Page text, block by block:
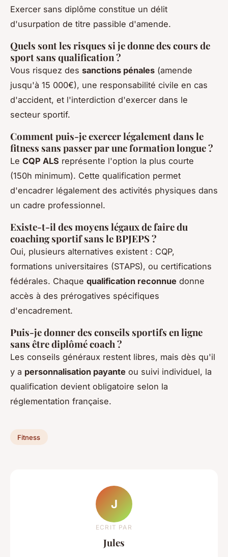
Exercer sans diplôme constitue un délit
d'usurpation de titre passible d'amende.
Quels sont les risques si je donne des cours de
sport sans qualification ?
Vous risquez des sanctions pénales (amende
jusqu'à 15 000€), une responsabilité civile en cas
d'accident, et l'interdiction d'exercer dans le
secteur sportif.
Comment puis-je exercer légalement dans le
fitness sans passer par une formation longue ?
Le CQP ALS représente l'option la plus courte
(150h minimum). Cette qualification permet
d'encadrer légalement des activités physiques dans
un cadre professionnel.
Existe-t-il des moyens légaux de faire du
coaching sportif sans le BPJEPS ?
Oui, plusieurs alternatives existent : CQP,
formations universitaires (STAPS), ou certifications
fédérales. Chaque qualification reconnue donne
accès à des prérogatives spécifiques
d'encadrement.
Puis-je donner des conseils sportifs en ligne
sans être diplômé coach ?
Les conseils généraux restent libres, mais dès qu'il
y a personnalisation payante ou suivi individuel, la
qualification devient obligatoire selon la
réglementation française.
Fitness
J
ECRIT PAR
Jules